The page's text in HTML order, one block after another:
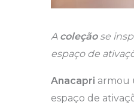
A coleção se
espaço de
Anacapri armou
espaço de